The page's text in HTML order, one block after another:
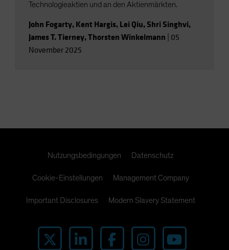
Technologieaktien und an den Aktienmärkten.
John Fogarty, Kent Hargis, Lei Qiu, Shri Singhvi,
James T. Tierney,Thorsten Winkelmann 05
November 2025
Nutzungsbedingungen Datenschutz
Cookie-Einstellungen Management Company
Important Disclosures Modern Slavery Statement